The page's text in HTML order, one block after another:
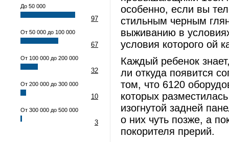
До 50 000
97
От 50 000 до 100 000
67
От 100 000 до 200 000
32
От 200 000 до 300 000
10
От 300 000 до 500 000
3
особенно, если вы
стильным черным
выживанию в
условия которого ой
Каждый ребенок
ли откуда появится
том, что 6120
которых
изогнутой задней
о них чуть позже, а
покорителя прерий.